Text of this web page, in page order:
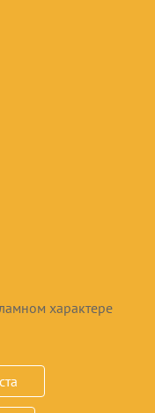
характере
ПКА 6-